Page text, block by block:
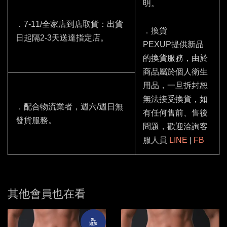
明。
．換貨
PEXUP提供新品
的換貨服務，由於
商品屬於個人衛生
用品，一旦拆封恕
無法接受換貨，如
有任何售前、售後
問題，歡迎洽詢客
服人員 LINE FB
．7-11/全家店到店取貨：出貨
日起隔2-3天送達指定店。
．配合物流業者，週六/週日無
發貨服務。
其他會員也在看
XL
追加